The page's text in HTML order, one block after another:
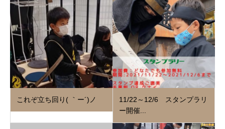
これぞ立ち回り( ｀ー´)ノ
11/22～12/6 スタンプラリ
ー開催...